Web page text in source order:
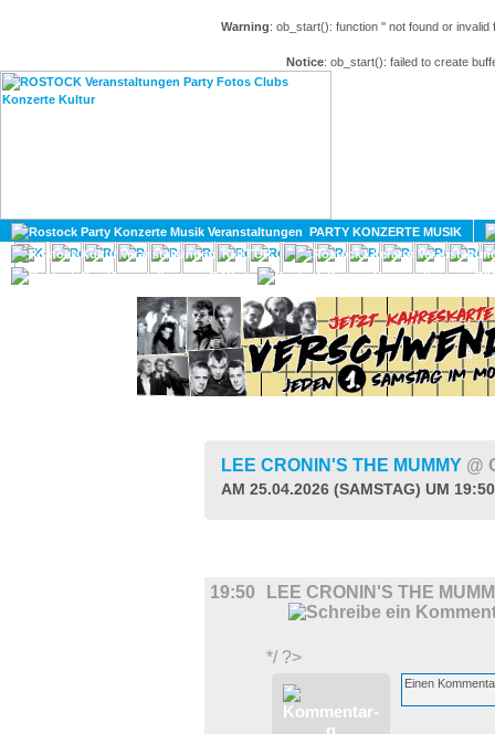
Warning: ob_start(): function '' not found or
Notice: ob_start(): failed to create
PARTY KONZERTE MUSIK
KULTUR
GAY
LEE CRONIN'S THE MUMMY @
AM 25.04.2026 (SAMSTAG) UM
19:50 LEE CRONIN'S THE
*/ ?>